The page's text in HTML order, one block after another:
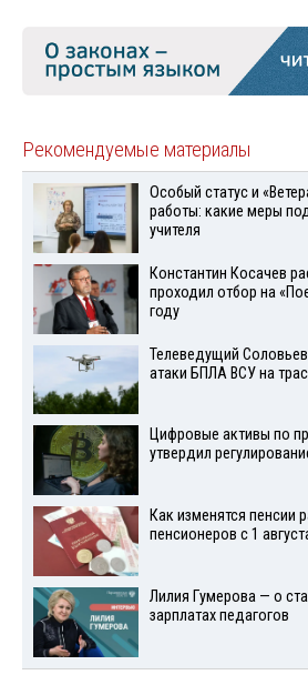
Рекомендуемые материалы
Особый статус и
работы: какие меры
учителя
Константин Косачев
проходил отбор на
году
Телеведущий
атаки БПЛА ВСУ на
Цифровые активы по
утвердил
Как изменятся пенсии
пенсионеров с 1
Лилия Гумерова — о
зарплатах педагогов